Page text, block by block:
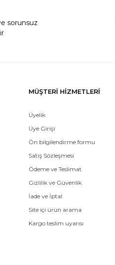
sorunsuz
MÜŞTERİ HİZMETLERİ
Üyelik
Üye Girişi
Ön bilgilendirme formu
Satış Sözleşmesi
Ödeme ve Teslimat
Gizlilik ve Güvenlik
İade ve İptal
Site içi ürün arama
Kargo teslim uyarısı